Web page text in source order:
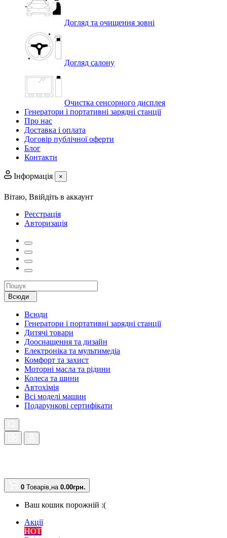
Догляд та очищення зовні
Догляд салону
Очистка сенсорного дисплея
Генератори і портативні зарядні станції
Про нас
Доставка і оплата
Договір публічної оферти
Блог
Контакти
Інформація ×
Вітаю, Ввійдіть в аккаунт
Реєстрація
Авторизація
Всюди
Всюди
Генератори і портативні зарядні станції
Дитячі товари
Дооснащення та дизайн
Електроніка та мультимедіа
Комфорт та захист
Моторні масла та рідини
Колеса та шини
Автохімія
Всі моделі машин
Подарункові сертифікати
0 Товарів,на 0.00грн.
Ваш кошик порожній :(
Акції
HOT